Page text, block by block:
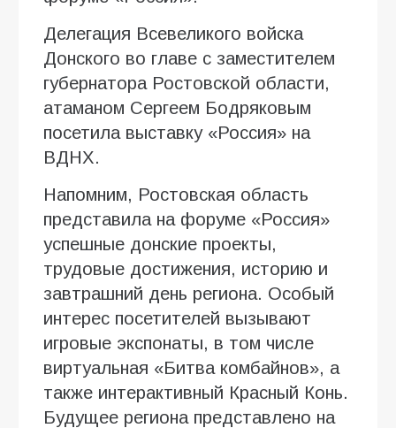
Делегация Всевеликого войска
Донского во главе с заместителем
губернатора Ростовской области,
атаманом Сергеем Бодряковым
посетила выставку «Россия» на
ВДНХ.
Напомним, Ростовская область
представила на форуме «Россия»
успешные донские проекты,
трудовые достижения, историю и
завтрашний день региона. Особый
интерес посетителей вызывают
игровые экспонаты, в том числе
виртуальная «Битва комбайнов», а
также интерактивный Красный Конь.
Будущее региона представлено на